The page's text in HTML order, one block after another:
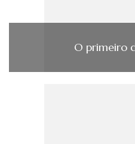
O primeiro